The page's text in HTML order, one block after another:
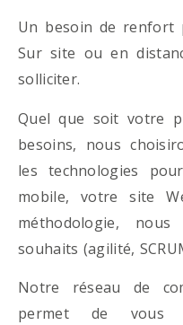
Un besoin de renfort
Sur site ou en
solliciter.
Quel que soit votre
besoins, nous
les technologies
mobile, votre site
méthodologie,
souhaits (agilité,
Notre réseau de
permet de vous